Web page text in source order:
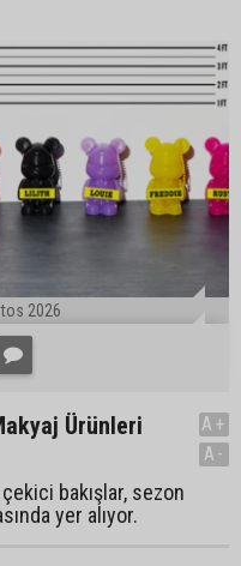
2026
Ürünleri
bakışlar, sezon
yer alıyor.
A+
A-